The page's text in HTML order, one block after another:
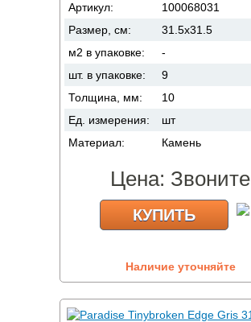
Артикул:
100068031
Размер, см:
31.5x31.5
м2 в упаковке:
-
шт. в упаковке:
9
Толщина, мм:
10
Ед. измерения:
шт
Материал:
Камень
Цена: Звоните
КУПИТЬ
Наличие уточняйте